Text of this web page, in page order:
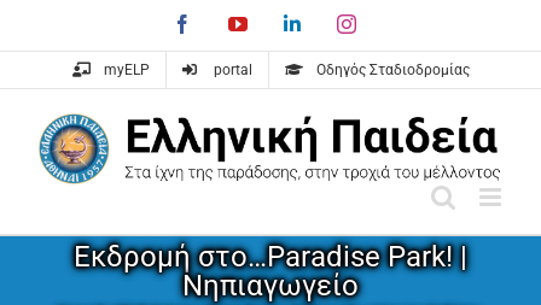
content
FacebookYouTubeLinkedInInstagram
myELP portal Οδηγός Σταδιοδρομίας
Εκδρομή στο…Paradise Park! |
Νηπιαγωγείο